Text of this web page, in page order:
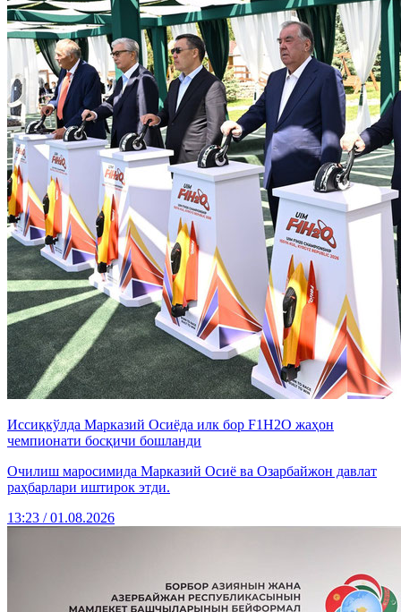
Иссиқкўлда Марказий Осиёда илк бор F1H2O жаҳон
чемпионати босқичи бошланди
Очилиш маросимида Марказий Осиё ва Озарбайжон давлат
раҳбарлари иштирок этди.
13:23 / 01.08.2026